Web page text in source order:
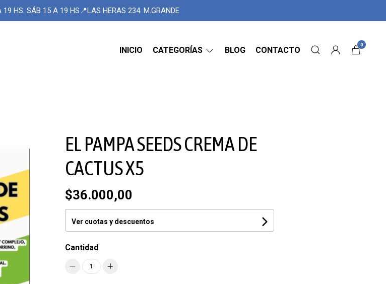
HS. SÁB 15 A 19 HS📍LAS HERAS 234. M.GRANDE
INICIO CATEGORÍAS BLOG CONTACTO
0
EL PAMPA SEEDS CREMA DE
CACTUS X5
$36.000,00
Ver cuotas y descuentos
Cantidad
1